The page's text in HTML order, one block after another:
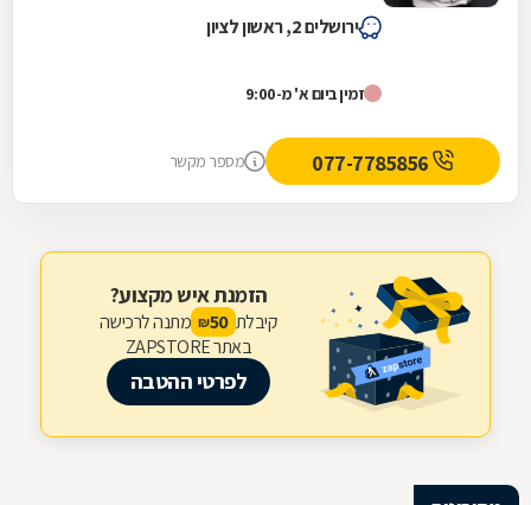
ירושלים 2, ראשון לציון
זמין ביום א' מ-9:00
מספר מקשר
הזמנת איש מקצוע?
קיבלת 50
₪ מתנה לרכישה
באתר ZAPSTORE
לפרטי ההטבה